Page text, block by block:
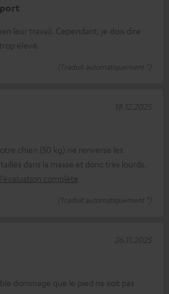
leur travail. Cependant, je dois dire
élevé.
(Traduit automatiquement *)
chien (50 kg) ne renverse les
dans la masse et donc très lourds.
l’évaluation complète
(Traduit automatiquement *)
18.12.2025
dommage que le pied ne soit pas
26.11.2025